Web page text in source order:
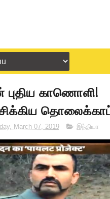
புதிய காணொளி!
March 07, 2019 இந்தியா